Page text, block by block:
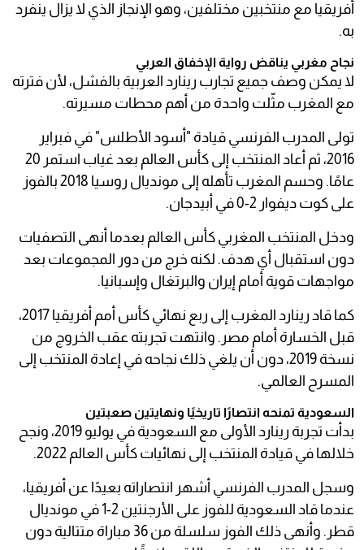
أفريقيا مع منتخبين مختلفين، وهو الإنجاز الذي لا يزال ينفرد
به.
نجاح مغربي يناقض رواية الإخفاق العربي
لا يمكن وصف جميع تجارب رينارد العربية بالفشل، لأن فترته
مع المغرب مثّلت واحدة من أهم محطات مسيرته.
تولى المدرب الفرنسي قيادة "أسود الأطلس" في فبراير
2016، ثم أعاد المنتخب إلى كأس العالم بعد غياب استمر 20
عامًا. وحسم المغرب تأهله إلى مونديال روسيا 2018 بالفوز
على كوت ديفوار 2-0 في أبيدجان.
ودخل المنتخب المغربي كأس العالم بعدما أنهى التصفيات
دون استقبال أي هدف. لكنه خرج من دور المجموعات بعد
مواجهات قوية أمام إيران والبرتغال وإسبانيا.
كما قاد رينارد المغرب إلى ربع نهائي كأس أمم أفريقيا 2017،
قبل الخسارة أمام مصر. وانتهت تجربته عقب الخروج من
نسخة 2019، دون أن يلغي ذلك نجاحه في إعادة المنتخب إلى
المسرح العالمي.
السعودية تمنحه انتصارًا تاريخيًا ونهايتين صعبتين
بدأت تجربة رينارد الأولى مع السعودية في يوليو 2019، ونجح
خلالها في قيادة المنتخب إلى نهائيات كأس العالم 2022.
وسجل المدرب الفرنسي أشهر انتصاراته بعيدًا عن أفريقيا،
عندما قاد السعودية للفوز على الأرجنتين 2-1 في مونديال
قطر. وأنهى ذلك الفوز سلسلة من 36 مباراة متتالية دون